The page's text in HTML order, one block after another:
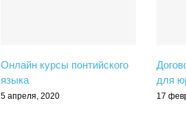
Онлайн курсы понтийского
языка
5 апреля, 2020
для
17